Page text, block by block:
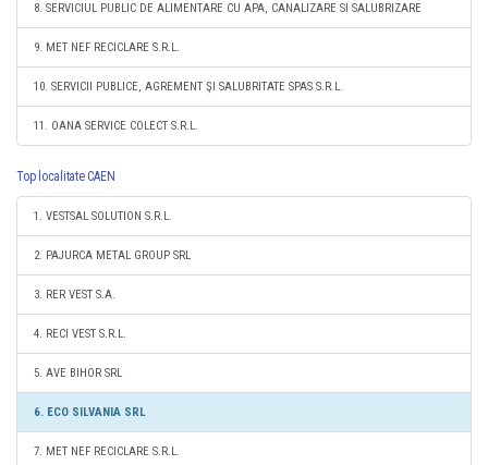
8. SERVICIUL PUBLIC DE ALIMENTARE CU APA, CANALIZARE SI SALUBRIZARE
9. MET NEF RECICLARE S.R.L.
10. SERVICII PUBLICE, AGREMENT ŞI SALUBRITATE SPAS S.R.L.
11. OANA SERVICE COLECT S.R.L.
Top localitate CAEN
1. VESTSAL SOLUTION S.R.L.
2. PAJURCA METAL GROUP SRL
3. RER VEST S.A.
4. RECI VEST S.R.L.
5. AVE BIHOR SRL
6. ECO SILVANIA SRL
7. MET NEF RECICLARE S.R.L.